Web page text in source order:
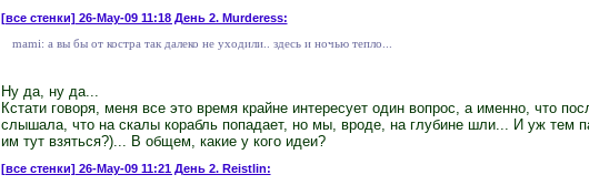
[все стенки] 26-May-09 11:18 День 2. Murderess:
mami: а вы бы от костра так далеко не уходили.. здесь и ночью тепло...
Ну да, ну да...
Кстати говоря, меня все это время крайне интересует один вопрос, а именно, что
слышала, что на скалы корабль попадает, но мы, вроде, на глубине шли... И уж тем
им тут взяться?)... В общем, какие у кого идеи?
[все стенки] 26-May-09 11:21 День 2. Reistlin: